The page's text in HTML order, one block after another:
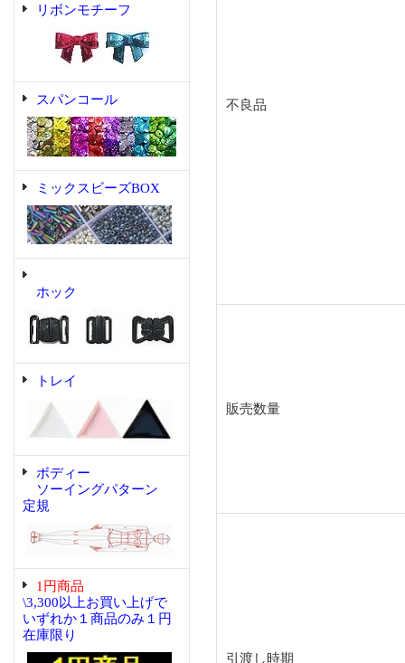
リボンモチーフ
スパンコール
ミックスビーズBOX
ホック
トレイ
ボディー
ソーイングパターン
定規
1円商品
\3,300以上お買い上げで
いずれか１商品のみ１円
在庫限り
不良品
販売数量
引渡し時期